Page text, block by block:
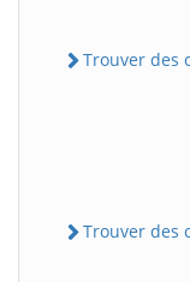
Trouver des
Trouver des